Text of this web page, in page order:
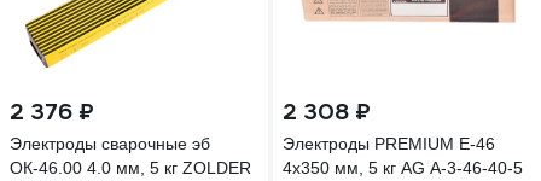
2 376 ₽
Электроды сварочные эб
ОК-46.00 4.0 мм, 5 кг ZOLDER
2 308 ₽
Электроды PREMIUM E-46
4x350 мм, 5 кг AG A-3-46-40-5